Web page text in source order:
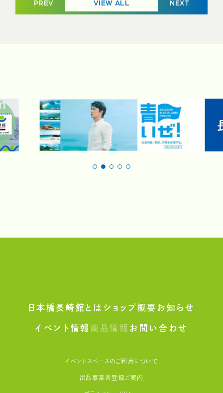
PREV VIEW ALL NEXT
日本橋長崎館とは ショップ概要 お知らせ
イベント情報商品情報 お問い合わせ
イベントスペースのご利用について
出品事業者登録ご案内